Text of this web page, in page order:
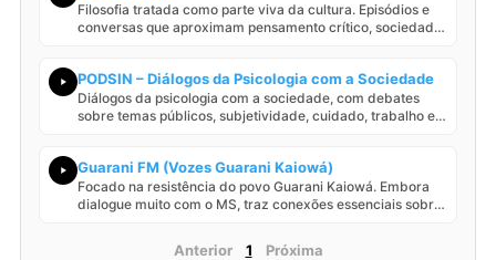
Filosofia tratada como parte viva da cultura. Episódios e
conversas que aproximam pensamento crítico, sociedade,
PODSIN – Diálogos da Psicologia com a Sociedade
Diálogos da psicologia com a sociedade, com debates
sobre temas públicos, subjetividade, cuidado, trabalho e
Guarani FM (Vozes Guarani Kaiowá)
Focado na resistência do povo Guarani Kaiowá. Embora
dialogue muito com o MS, traz conexões essenciais sobre
Anterior 1 Próxima